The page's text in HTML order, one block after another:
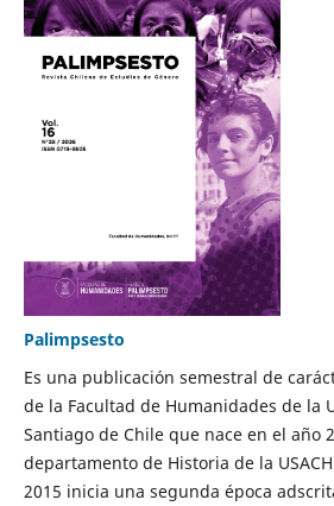
Palimpsesto
Es una publicación semestral de
de la Facultad de Humanidades de la
Santiago de Chile que nace en el año
departamento de Historia de la
2015 inicia una segunda época